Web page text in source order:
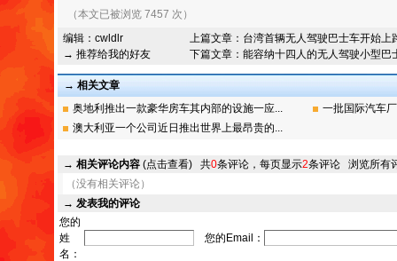
（本文已被浏览 7457 次）
编辑： cwldlr
→ 推荐给我的好友
上篇文章： 台湾首辆无人驾驶巴士车开始上
下篇文章： 能容纳十四人的无人驾驶小型巴
→ 相关文章
奥地利推出一款豪华房车其内部的设施一应...
一批国际汽车
澳大利亚一个公司近日推出世界上最昂贵的...
→ 相关评论内容 (点击查看) 共0条评论，每页显示2条评论 浏览所有
（没有相关评论）
→ 发表我的评论
您的
姓
名：
您的Email：